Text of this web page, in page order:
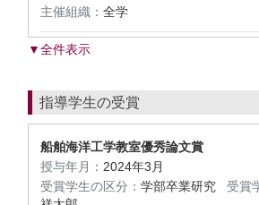
主催組織： 全学
▼全件表示
指導学生の受賞
船舶海洋工学教室優秀論文賞
授与年月： 2024年3月
受賞学生の区分： 学部卒業研究 受賞